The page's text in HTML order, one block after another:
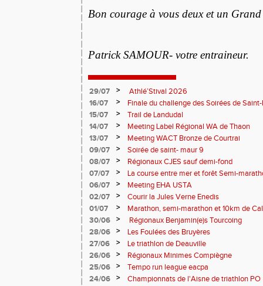
Bon courage à vous deux et un
Patrick SAMOUR- votre entraineur.
29/07 >
Athlé’Stival 2026
16/07
>
Finale du challenge des Soirées de
15/07
>
Trail de Landudal
14/07
>
Meeting Label Régional WA de Thaon
13/07
>
Meeting WACT Bronze de Courtrai
09/07
>
Soirée de saint- maur 9
08/07
>
Régionaux CJES sauf demi-fond
07/07
>
La course entre mer et forêt Semi-
Plage
06/07 >
Meeting EHA USTA
02/07
>
Courir la Jules Verne Enedis
01/07
>
Marathon, semi-marathon et 10km de
30/06
>
Régionaux Benjamin(e)s Tourcoing
28/06
>
Les Foulées des Bruyères
27/06
>
Le triathlon de Deauville
26/06
>
Régionaux Minimes Compiègne
25/06
>
Tempo run league eacpa
24/06
>
Championnats de l'Aisne de triathlon PO